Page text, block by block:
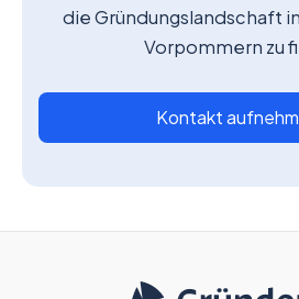
die Gründungslandschaft
Vorpommern zu
Kontakt